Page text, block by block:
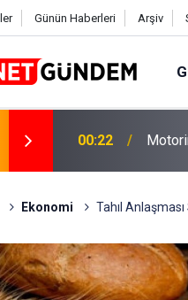
Günün Haberleri Arşiv
15:58
Ekonomi Tahıl Anlaşması